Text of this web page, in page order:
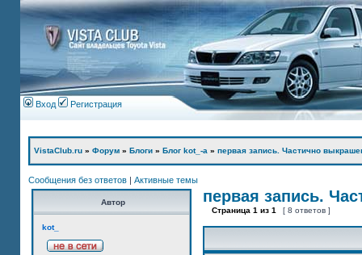
Вход Регистрация
VistaClub.ru » Форум » Блоги » Блог kot_-а » первая запись. Частично
Сообщения без ответов | Активные темы
Автор
kot_
первая запись.
Страница 1 из 1 [ 8 ответов ]